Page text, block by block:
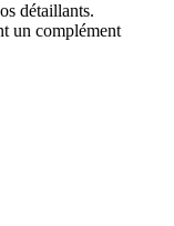
détaillants.
un complément